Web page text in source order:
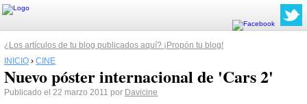
¿Los artículos de tu blog publicados aquí? ¡Propón tu blog!
INICIO › CINE
Nuevo póster internacional de 'Cars 2'
Publicado el 22 marzo 2011 por Davicine